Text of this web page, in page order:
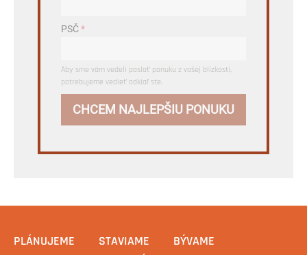
PSČ*
Aby sme vám vedeli poslať ponuku z vašej blízkosti,
potrebujeme vedieť odkiaľ ste.
CHCEM NAJLEPŠIU PONUKU
PLÁNUJEME STAVIAME
BÝVAME